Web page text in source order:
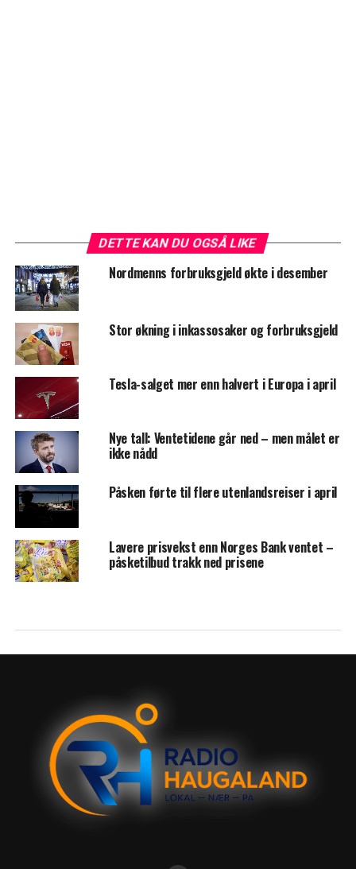
DETTE KAN DU OGSÅ LIKE
Nordmenns forbruksgjeld økte i desember
Stor økning i inkassosaker og forbruksgjeld
Tesla-salget mer enn halvert i Europa i april
Nye tall: Ventetidene går ned – men målet er
ikke nådd
Påsken førte til flere utenlandsreiser i april
Lavere prisvekst enn Norges Bank ventet –
påsketilbud trakk ned prisene